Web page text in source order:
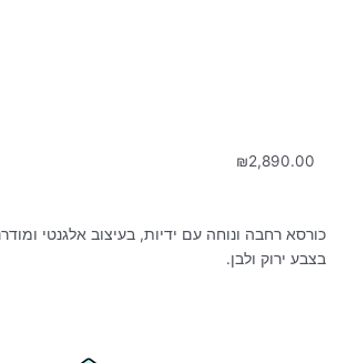
₪2,890.00
כורסא רחבה ונוחה עם ידיות, בעיצוב אלגנטי
בצבע ירוק ולבן.